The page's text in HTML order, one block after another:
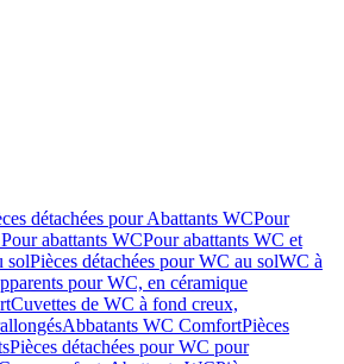
détachées pour Abattants WCPour
abattants WCPour abattants WC et
solPièces détachées pour WC au solWC à
pour WC, en céramique
Cuvettes de WC à fond creux,
Abbatants WC ComfortPièces
Pièces détachées pour WC pour